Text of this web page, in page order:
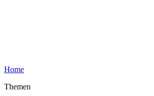
Home
Themen